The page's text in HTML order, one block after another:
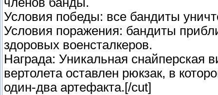
Условия победы: все бандиты
Условия поражения: бандиты
здоровых военсталкеров.
Награда: Уникальная снайперская
вертолета оставлен рюкзак, в
один-два артефакта.[/cut]